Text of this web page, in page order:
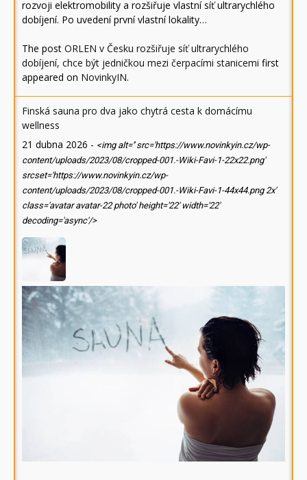
rozvoji elektromobility a rozšiřuje vlastní síť ultrarychlého
dobíjení. Po uvedení první vlastní lokality…
The post ORLEN v Česku rozšiřuje síť ultrarychlého
dobíjení, chce být jedničkou mezi čerpacími stanicemi first
appeared on NovinkyIN.
Finská sauna pro dva jako chytrá cesta k domácímu
wellness
21 dubna 2026 - <img alt='' src='https://www.novinkyin.cz/wp-
content/uploads/2023/08/cropped-001.-Wiki-Favi-1-22x22.png'
srcset='https://www.novinkyin.cz/wp-
content/uploads/2023/08/cropped-001.-Wiki-Favi-1-44x44.png 2x'
class='avatar avatar-22 photo' height='22' width='22'
decoding='async'/>